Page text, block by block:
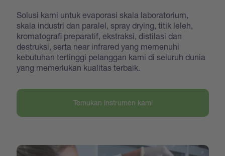
Solusi kami untuk evaporasi skala laboratorium,
skala industri dan paralel, spray drying, titik leleh,
kromatografi preparatif, ekstraksi, distilasi dan
destruksi, serta near infrared yang memenuhi
kebutuhan tertinggi pelanggan kami di seluruh dunia
yang memerlukan kualitas terbaik.
Temukan instrumen kami